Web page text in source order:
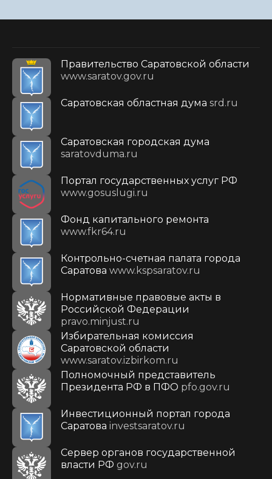
Правительство Саратовской области
www.saratov.gov.ru
Саратовская областная дума srd.ru
Саратовская городская дума
saratovduma.ru
Портал государственных услуг РФ
www.gosuslugi.ru
Фонд капитального ремонта
www.fkr64.ru
Контрольно-счетная палата города
Саратова www.kspsaratov.ru
Нормативные правовые акты в
Российской Федерации
pravo.minjust.ru
Избирательная комиссия
Саратовской области
www.saratov.izbirkom.ru
Полномочный представитель
Президента РФ в ПФО pfo.gov.ru
Инвестиционный портал города
Саратова investsaratov.ru
Сервер органов государственной
власти РФ gov.ru